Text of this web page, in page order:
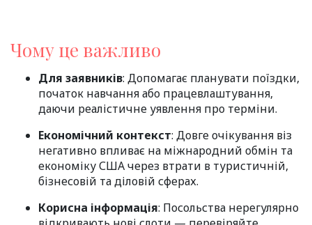
Чому це важливо
Для заявників: Допомагає планувати поїздки,
початок навчання або працевлаштування,
даючи реалістичне уявлення про терміни.
Економічний контекст: Довге очікування віз
негативно впливає на міжнародний обмін та
економіку США через втрати в туристичній,
бізнесовій та діловій сферах.
Корисна інформація: Посольства нерегулярно